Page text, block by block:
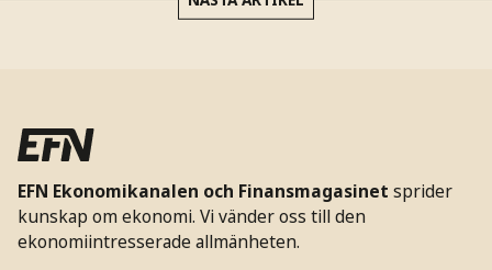
EFN Ekonomikanalen och Finansmagasinet sprider
kunskap om ekonomi. Vi vänder oss till den
ekonomiintresserade allmänheten.